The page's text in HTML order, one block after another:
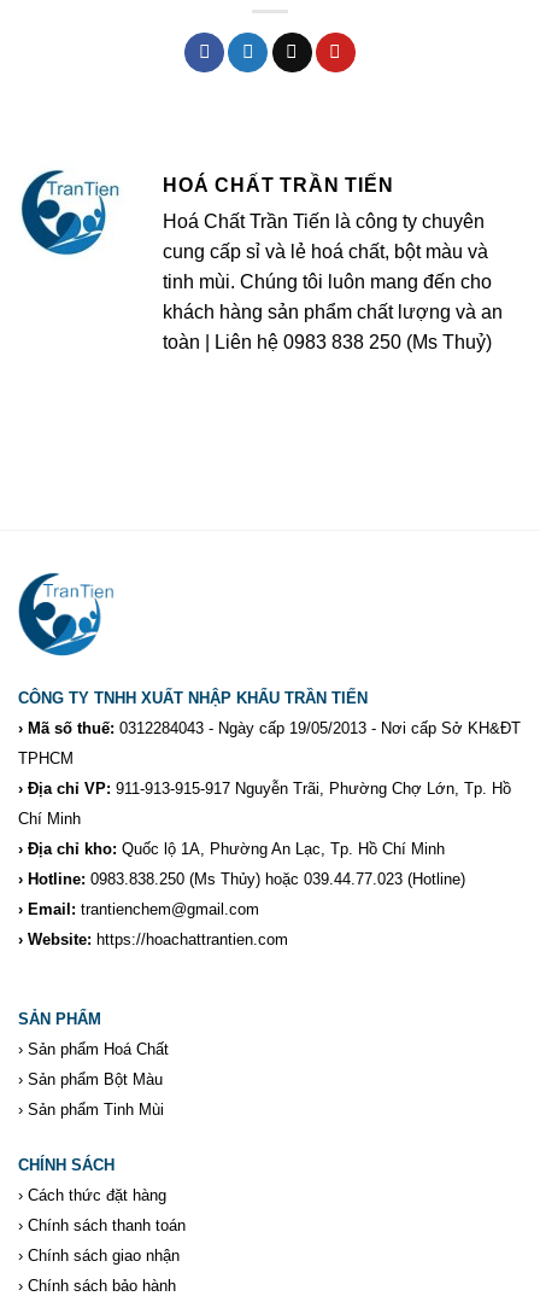
HOÁ CHẤT TRẦN TIẾN
Hoá Chất Trần Tiến là công ty chuyên
cung cấp sỉ và lẻ hoá chất, bột màu và
tinh mùi. Chúng tôi luôn mang đến cho
khách hàng sản phẩm chất lượng và an
toàn | Liên hệ 0983 838 250 (Ms Thuỷ)
CÔNG TY TNHH XUẤT NHẬP KHẨU TRẦN TIẾN
› Mã số thuế: 0312284043 - Ngày cấp 19/05/2013 - Nơi cấp Sở KH&ĐT
TPHCM
› Địa chỉ VP: 911-913-915-917 Nguyễn Trãi, Phường Chợ Lớn, Tp. Hồ
Chí Minh
› Địa chỉ kho: Quốc lộ 1A, Phường An Lạc, Tp. Hồ Chí Minh
› Hotline: 0983.838.250(Ms Thủy) hoặc 039.44.77.023(Hotline)
› Email: trantienchem@gmail.com
› Website: https://hoachattrantien.com
SẢN PHẨM
› Sản phẩm Hoá Chất
› Sản phẩm Bột Màu
› Sản phẩm Tinh Mùi
CHÍNH SÁCH
› Cách thức đặt hàng
› Chính sách thanh toán
› Chính sách giao nhận
› Chính sách bảo hành